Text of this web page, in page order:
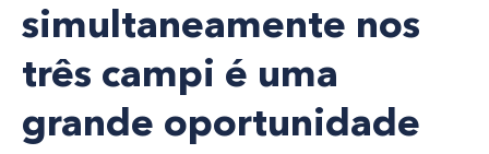
simultaneamente nos
três campi é uma
grande oportunidade